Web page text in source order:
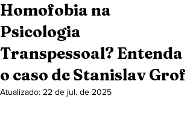
Homofobia na
Psicologia
Transpessoal? Entenda
o caso de Stanislav Grof
Atualizado: 22 de jul. de 2025